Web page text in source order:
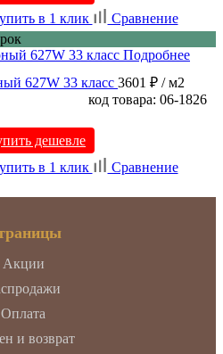
в 1 клик
Сравнение
Подробнее
627W 33 класс 3601 ₽ / м2
код товара: 06-1826
дешевле
в 1 клик
Сравнение
Акции
Оплата
и возврат